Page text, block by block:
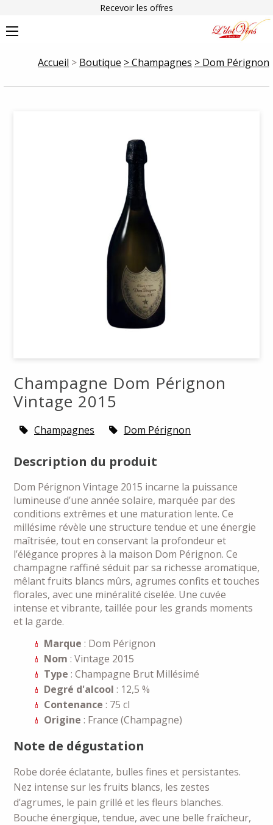
Recevoir les offres
Accueil > Boutique > Champagnes > Dom Pérignon
Champagne Dom Pérignon
Vintage 2015
Champagnes Dom Pérignon
Description du produit
Dom Pérignon Vintage 2015 incarne la puissance
lumineuse d’une année solaire, marquée par des
conditions extrêmes et une maturation lente. Ce
millésime révèle une structure tendue et une énergie
maîtrisée, tout en conservant la profondeur et
l’élégance propres à la maison Dom Pérignon. Ce
champagne raffiné séduit par sa richesse aromatique,
mêlant fruits blancs mûrs, agrumes confits et touches
florales, avec une minéralité ciselée. Une cuvée
intense et vibrante, taillée pour les grands moments
et la garde.
Marque : Dom Pérignon
Nom : Vintage 2015
Type : Champagne Brut Millésimé
Degré d'alcool : 12,5 %
Contenance : 75 cl
Origine : France (Champagne)
Note de dégustation
Robe dorée éclatante, bulles fines et persistantes.
Nez intense sur les fruits blancs, les zestes
d’agrumes, le pain grillé et les fleurs blanches.
Bouche énergique, tendue, avec une belle fraîcheur,